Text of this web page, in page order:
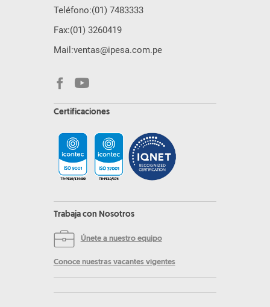
Teléfono:(01) 7483333
Fax:(01) 3260419
Mail:ventas@ipesa.com.pe
Certificaciones
Trabaja con Nosotros
Únete a nuestro equipo
Conoce nuestras vacantes vigentes